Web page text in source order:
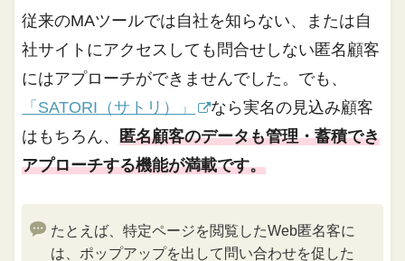
従来のMAツールでは自社を知らない、または自
社サイトにアクセスしても問合せしない匿名顧客
にはアプローチができませんでした。でも、
「SATORI（サトリ）」
なら実名の見込み顧客
はもちろん、匿名顧客のデータも管理・蓄積でき
アプローチする機能が満載です。
たとえば、特定ページを閲覧したWeb匿名客に
は、ポップアップを出して問い合わせを促した